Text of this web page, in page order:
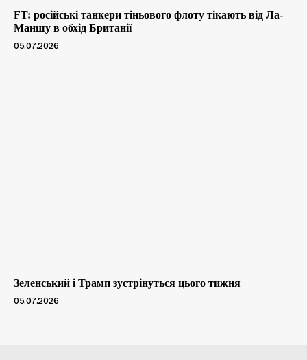
FT: російські танкери тіньового флоту тікають від Ла-
Маншу в обхід Британії
05.07.2026
Зеленський і Трамп зустрінуться цього тижня
05.07.2026